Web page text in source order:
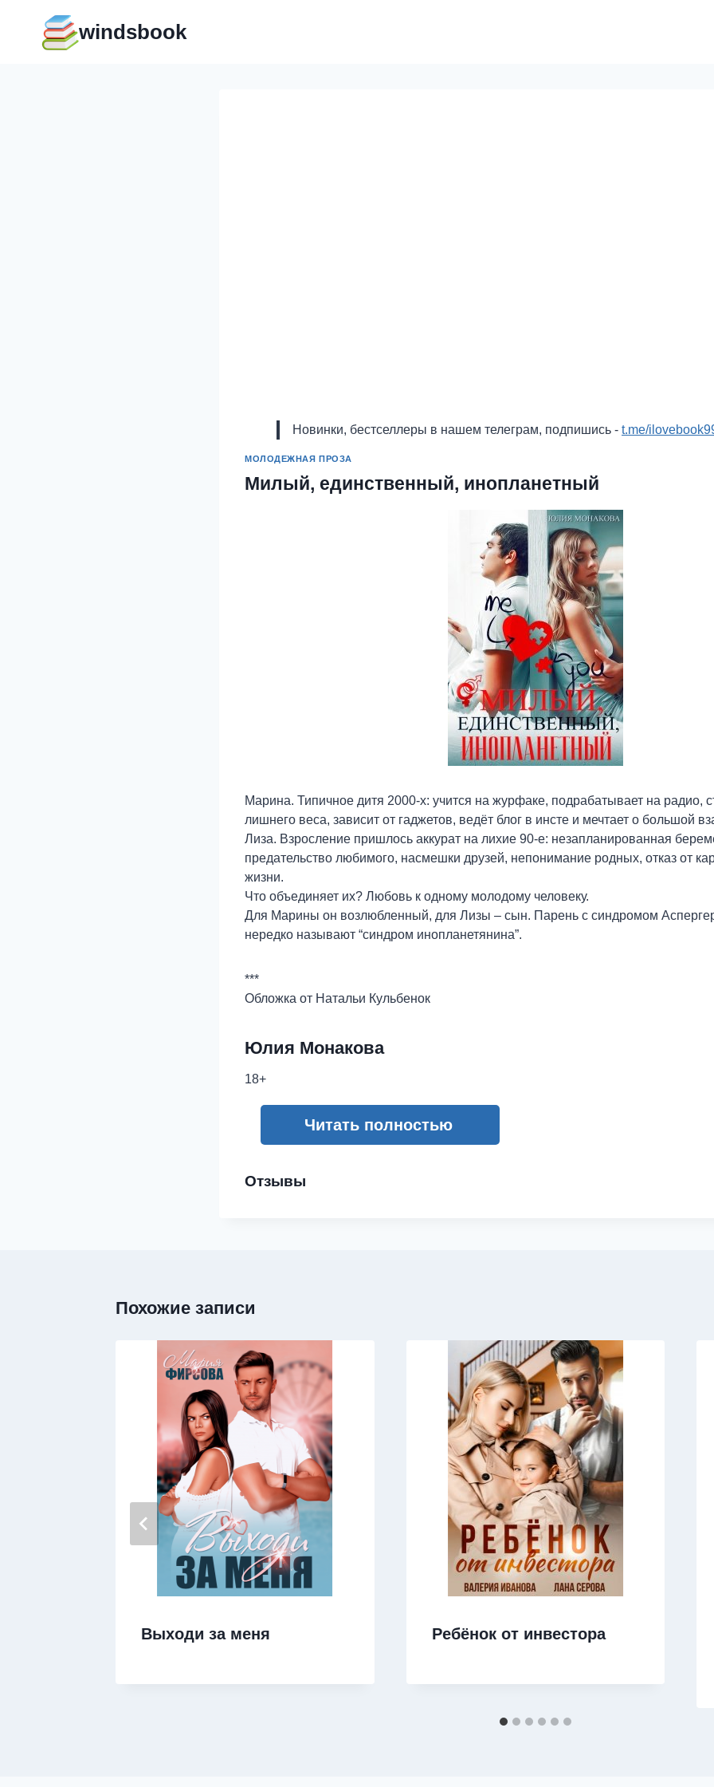
содержимому
windsbook
Новинки, бестселлеры в нашем телеграм, подпишись - t.me/
МОЛОДЕЖНАЯ ПРОЗА
Милый, единственный, инопланетный
Марина. Типичное дитя 2000-х: учится на журфаке, подрабатывает на радио,
лишнего веса, зависит от гаджетов, ведёт блог в инсте и мечтает о большой
Лиза. Взросление пришлось аккурат на лихие 90-е: незапланированная
предательство любимого, насмешки друзей, непонимание родных, отказ от
жизни.
Что объединяет их? Любовь к одному молодому человеку.
Для Марины он возлюбленный, для Лизы – сын. Парень с синдромом
нередко называют “синдром инопланетянина”.
***
Обложка от Натальи Кульбенок
Юлия Монакова
18+
Читать полностью
Отзывы
Похожие записи
Выходи за меня Ребёнок от инвестора